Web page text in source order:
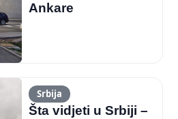
Ankare
Srbija
Šta vidjeti u Srbiji –